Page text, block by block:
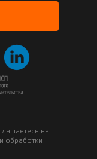
на
обработки